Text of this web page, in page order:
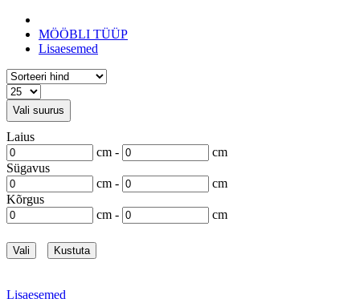
MÖÖBLI TÜÜP
Lisaesemed
Vali suurus
Laius
cm -
cm
Sügavus
cm -
cm
Kõrgus
cm -
cm
Vali Kustuta
Lisaesemed